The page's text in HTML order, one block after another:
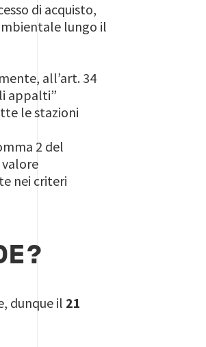
di acquisto,
lungo il
all’art. 34
appalti”
le stazioni
2 del
nei criteri
dunque il 21